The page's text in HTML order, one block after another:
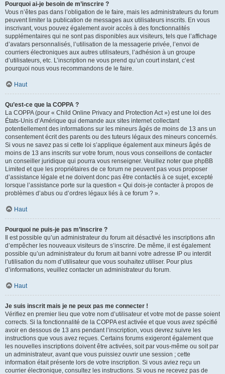
Pourquoi ai-je besoin de m’inscrire ?
Vous n’êtes pas dans l’obligation de le faire, mais les administrateurs du forum
peuvent limiter la publication de messages aux utilisateurs inscrits. En vous
inscrivant, vous pouvez également avoir accès à des fonctionnalités
supplémentaires qui ne sont pas disponibles aux visiteurs, tels que l’affichage
d’avatars personnalisés, l’utilisation de la messagerie privée, l’envoi de
courriers électroniques aux autres utilisateurs, l’adhésion à un groupe
d’utilisateurs, etc. L’inscription ne vous prend qu’un court instant, c’est
pourquoi nous vous recommandons de le faire.
Haut
Qu’est-ce que la COPPA ?
La COPPA (pour « Child Online Privacy and Protection Act ») est une loi des
États-Unis d’Amérique qui demande aux sites internet collectant
potentiellement des informations sur les mineurs âgés de moins de 13 ans un
consentement écrit des parents ou des tuteurs légaux des mineurs concernés.
Si vous ne savez pas si cette loi s’applique également aux mineurs âgés de
moins de 13 ans inscrits sur votre forum, nous vous conseillons de contacter
un conseiller juridique qui pourra vous renseigner. Veuillez noter que phpBB
Limited et que les propriétaires de ce forum ne peuvent pas vous proposer
d’assistance légale et ne doivent donc pas être contactés à ce sujet, excepté
lorsque l’assistance porte sur la question « Qui dois-je contacter à propos de
problèmes d’abus ou d’ordres légaux liés à ce forum ? ».
Haut
Pourquoi ne puis-je pas m’inscrire ?
Il est possible qu’un administrateur du forum ait désactivé les inscriptions afin
d’empêcher les nouveaux visiteurs de s’inscrire. De même, il est également
possible qu’un administrateur du forum ait banni votre adresse IP ou interdit
l’utilisation du nom d’utilisateur que vous souhaitez utiliser. Pour plus
d’informations, veuillez contacter un administrateur du forum.
Haut
Je suis inscrit mais je ne peux pas me connecter !
Vérifiez en premier lieu que votre nom d’utilisateur et votre mot de passe soient
corrects. Si la fonctionnalité de la COPPA est activée et que vous avez spécifié
avoir en dessous de 13 ans pendant l’inscription, vous devrez suivre les
instructions que vous avez reçues. Certains forums exigeront également que
les nouvelles inscriptions doivent être activées, soit par vous-même ou soit par
un administrateur, avant que vous puissiez ouvrir une session ; cette
information était présente lors de votre inscription. Si vous aviez reçu un
courrier électronique, consultez les instructions. Si vous ne recevez pas de